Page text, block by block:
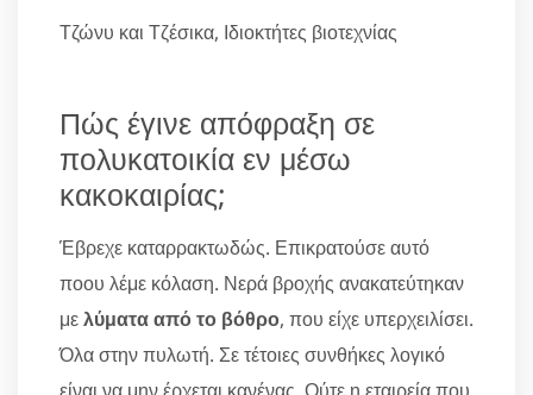
Τζώνυ και Τζέσικα, Ιδιοκτήτες βιοτεχνίας
Πώς έγινε απόφραξη σε
πολυκατοικία εν μέσω
κακοκαιρίας;
Έβρεχε καταρρακτωδώς. Επικρατούσε αυτό
ποου λέμε κόλαση. Νερά βροχής ανακατεύτηκαν
μελύματα από το βόθρο, που είχε υπερχειλίσει.
Όλα στην πυλωτή. Σε τέτοιες συνθήκες λογικό